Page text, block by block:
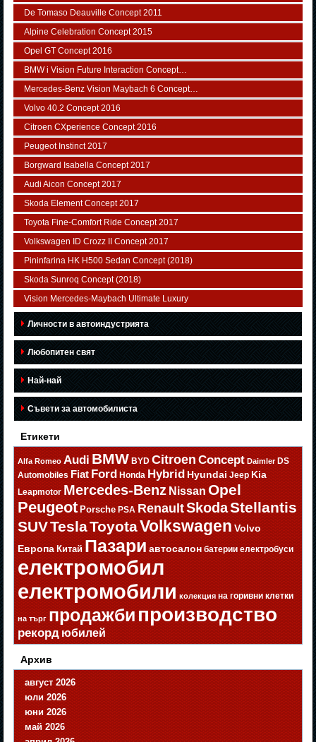
De Tomaso Deauville Concept 2011
Alpine Celebration Concept 2015
Opel GT Concept 2016
BMW i Vision Future Interaction Concept…
Mercedes-Benz Vision Maybach 6 Concept…
Volvo 40.2 Concept 2016
Citroen CXperience Concept 2016
Peugeot Instinct 2017
Borgward Isabella Concept 2017
Audi Aicon Concept 2017
Skoda Element Concept 2017
Toyota Fine-Comfort Ride Concept 2017
Volkswagen ID Crozz II Concept 2017
Pininfarina HK H500 Sedan Concept (2018)
Skoda Sunroq Concept (2018)
Vision Mercedes-Maybach Ultimate Luxury
Личности в автоиндустрията
Любопитен свят
Най-най
Съвети за автомобилиста
Етикети
Alfa Romeo Audi BMW BYD Citroen Concept Daimler DS
Automobiles Fiat Ford Honda Hybrid Hyundai Jeep Kia
Leapmotor Mercedes-Benz Nissan Opel
Peugeot Porsche PSA RenaultSkodaStellantis
SUVTeslaToyotaVolkswagen Volvo
Европа Китай Пазари автосалон батерии електробуси
електромобил
електромобили колекция на горивни клетки
на търг продажбипроизводство
рекорд юбилей
Архив
август 2026
юли 2026
юни 2026
май 2026